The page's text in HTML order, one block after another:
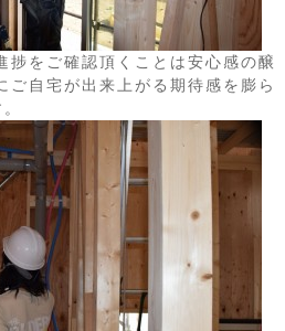
捗をご確認頂くことは安心感の醸
ご自宅が出来上がる期待感を膨ら